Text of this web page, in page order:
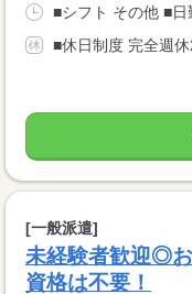
■シフト その他 ■日
■休日制度 完全週
[一般派遣]
未経験者歓迎◎
資格は不要！